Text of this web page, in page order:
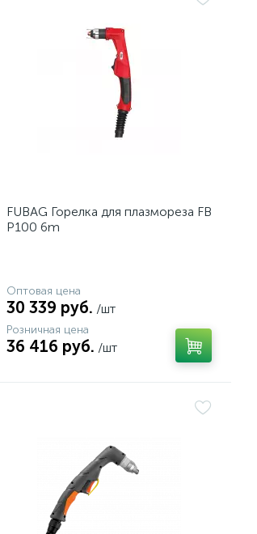
FUBAG Горелка для плазмореза FB
P100 6m
Оптовая цена
30 339 руб. /шт
Розничная цена
36 416 руб. /шт